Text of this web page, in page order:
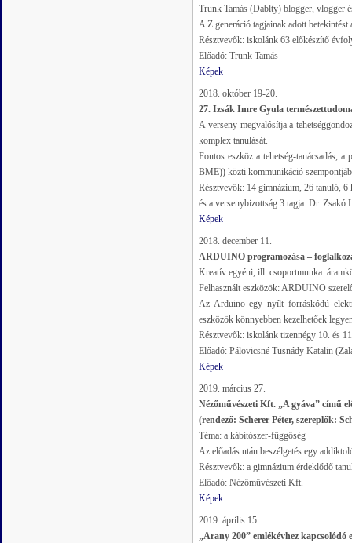
Trunk Tamás (Dablty) blogger, vlogger
A Z generáció tagjainak adott
Résztvevők: iskolánk 63 előkészítő
Előadó: Trunk Tamás
Képek
2018. október 19-20.
27. Izsák Imre Gyula
A verseny megvalósítja a
komplex tanulását.
Fontos eszköz a tehetség-tanácsadás,
BME)) közti kommunikáció
Résztvevők: 14 gimnázium, 26 tanuló,
és a versenybizottság 3 tagja: Dr.
Képek
2018. december 11.
ARDUINO programozása –
Kreatív egyéni, ill. csoportmunka:
Felhasznált eszközök: ARDUINO
Az Arduino egy nyílt forráskódú
eszközök könnyebben kezelhetőek
Résztvevők: iskolánk tizennégy 10. és
Előadó: Pálovicsné Tusnády Katalin
Képek
2019. március 27.
Nézőművészeti Kft. „A gyáva” című
(rendező: Scherer Péter, szereplők:
Téma: a kábítószer-függőség
Az előadás után beszélgetés egy
Résztvevők: a gimnázium érdeklődő
Előadó: Nézőművészeti Kft.
Képek
2019. április 15.
„Arany 200” emlékévhez